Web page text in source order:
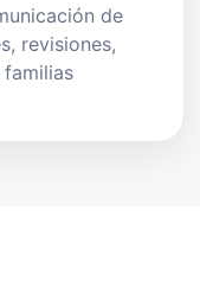
de
revisiones,